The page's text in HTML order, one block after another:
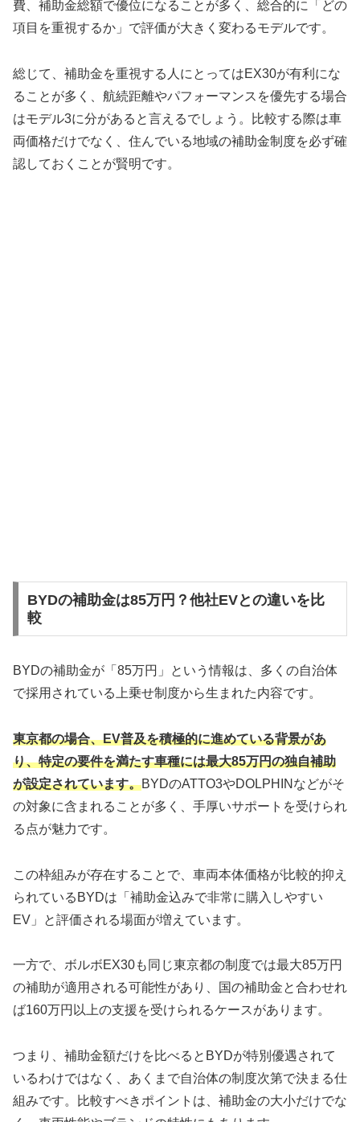
費、補助金総額で優位になることが多く、総合的に「どの
項目を重視するか」で評価が大きく変わるモデルです。
総じて、補助金を重視する人にとってはEX30が有利にな
ることが多く、航続距離やパフォーマンスを優先する場合
はモデル3に分があると言えるでしょう。比較する際は車
両価格だけでなく、住んでいる地域の補助金制度を必ず確
認しておくことが賢明です。
BYDの補助金は85万円？他社EVとの違いを比
較
BYDの補助金が「85万円」という情報は、多くの自治体
で採用されている上乗せ制度から生まれた内容です。
東京都の場合、EV普及を積極的に進めている背景があ
り、特定の要件を満たす車種には最大85万円の独自補助
が設定されています。BYDのATTO3やDOLPHINなどがそ
の対象に含まれることが多く、手厚いサポートを受けられ
る点が魅力です。
この枠組みが存在することで、車両本体価格が比較的抑え
られているBYDは「補助金込みで非常に購入しやすい
EV」と評価される場面が増えています。
一方で、ボルボEX30も同じ東京都の制度では最大85万円
の補助が適用される可能性があり、国の補助金と合わせれ
ば160万円以上の支援を受けられるケースがあります。
つまり、補助金額だけを比べるとBYDが特別優遇されて
いるわけではなく、あくまで自治体の制度次第で決まる仕
組みです。比較すべきポイントは、補助金の大小だけでな